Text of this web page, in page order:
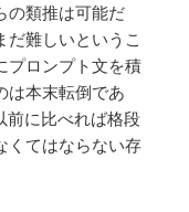
の類推は可能だ
だ難しいというこ
プロンプト文を積
は本末転倒であ
前に比べれば格段
くてはならない存